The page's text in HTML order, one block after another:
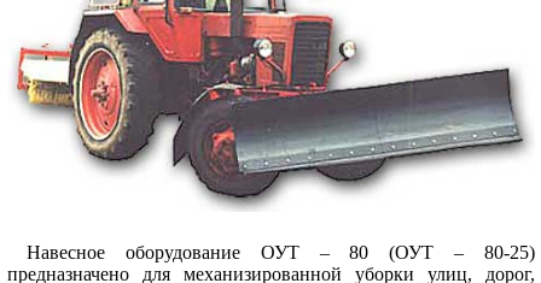
Навесное оборудование ОУТ – 80 (ОУТ – 80-25)
предназначено для механизированной уборки улиц, дорог,